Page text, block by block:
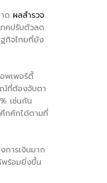
ด ผลสำรวจ
คปรับตัวลด
กิจไทยที่ยัง
พเพอร์ตี้
ณ์ที่ต้องจับตา
เช่นกัน
กคักได้ตามที่
การเงินมาก
พร้อมยิ่งขึ้น